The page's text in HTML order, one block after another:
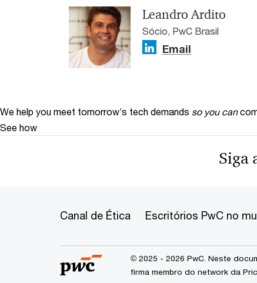
Leandro Ardito
Sócio, PwC Brasil
Email
We help you meet tomorrow’s tech demands so you can
See how
Siga
Canal de Ética Escritórios PwC no
© 2025 - 2026 PwC. Neste
firma membro do network da